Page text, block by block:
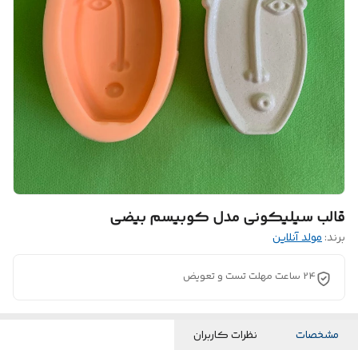
قالب سیلیکونی مدل کوبیسم بیضی
برند:مولد آنلاین
24 ساعت مهلت تست و تعویض
مشخصات نظرات کاربران